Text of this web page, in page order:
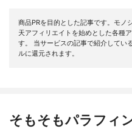
商品PRを目的とした記事です。モ
天アフィリエイトを始めとした各種
す。 当サービスの記事で紹介してい
ルに還元されます。
そもそもパラフィ